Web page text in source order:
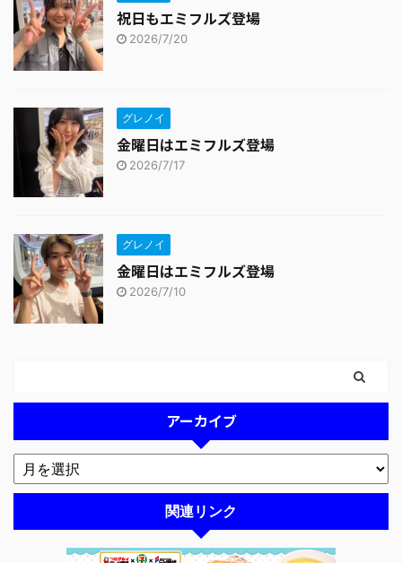
祝日もエミフルズ登場
2026/7/20
グレノイ
金曜日はエミフルズ登場
2026/7/17
グレノイ
金曜日はエミフルズ登場
2026/7/10
アーカイブ
関連リンク